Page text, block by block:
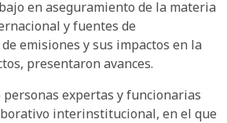
en aseguramiento de la materia
y fuentes de
emisiones y sus impactos en la
presentaron avances.
expertas y funcionarias
interinstitucional, en el que